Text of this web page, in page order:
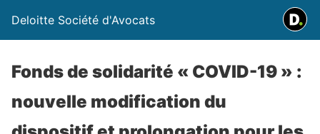
Deloitte Société d'Avocats
Fonds de solidarité « COVID-19 » :
nouvelle modification du